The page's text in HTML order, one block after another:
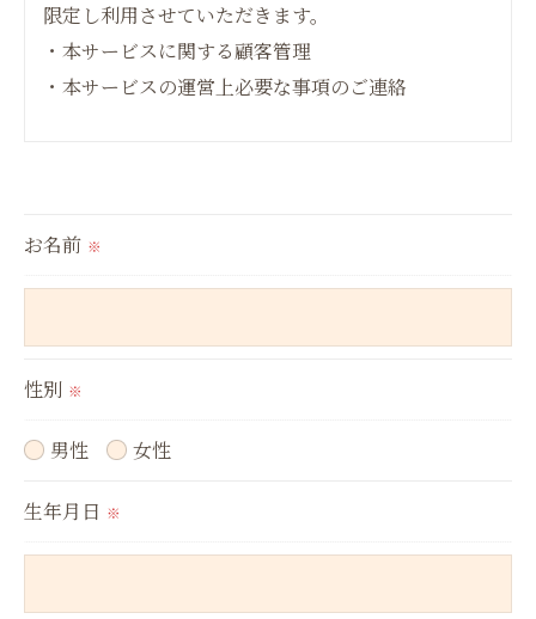
限定し利用させていただきます。
・本サービスに関する顧客管理
・本サービスの運営上必要な事項のご連絡
られた場合を除き、
個人情報を外部に委託する場合があります。
置をとり、適切な監督を行います。
お名前 ※
性別 ※
男性 女性
生年月日 ※